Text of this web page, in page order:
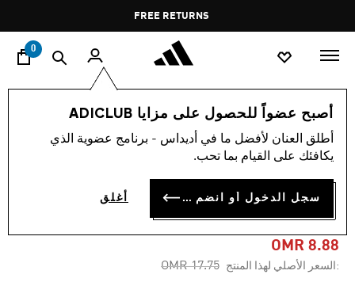
Pause
promotion
rotation
FREE RETURNS
0
أصبح عضواً للحصول على مزايا ADICLUB
أطلق العنان لأفضل ما في أديداس - برنامج عضوية الذي
يكافئك على القيام بما تحب.
سجل الدخول أو انضم الآن أغلق
النساء ملابس
-45%
تيشيرت FUTURE ICONS
GRAPHIC
OMR 8.88
:السعر الأصلي لهذا المنتج Price reduced from
OMR 17.75
to